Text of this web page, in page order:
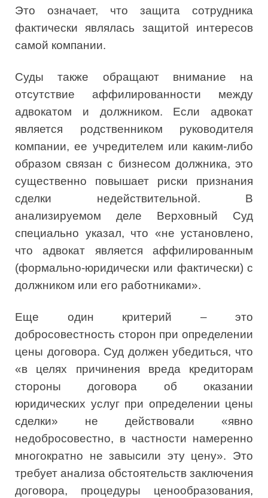
Это означает, что защита сотрудника
фактически являлась защитой интересов
самой компании.
Суды также обращают внимание на
отсутствие аффилированности между
адвокатом и должником. Если адвокат
является родственником руководителя
компании, ее учредителем или каким-либо
образом связан с бизнесом должника, это
существенно повышает риски признания
сделки недействительной. В
анализируемом деле Верховный Суд
специально указал, что «не установлено,
что адвокат является аффилированным
(формально-юридически или фактически) с
должником или его работниками».
Еще один критерий – это
добросовестность сторон при определении
цены договора. Суд должен убедиться, что
«в целях причинения вреда кредиторам
стороны договора об оказании
юридических услуг при определении цены
сделки» не действовали «явно
недобросовестно, в частности намеренно
многократно не завысили эту цену». Это
требует анализа обстоятельств заключения
договора, процедуры ценообразования,